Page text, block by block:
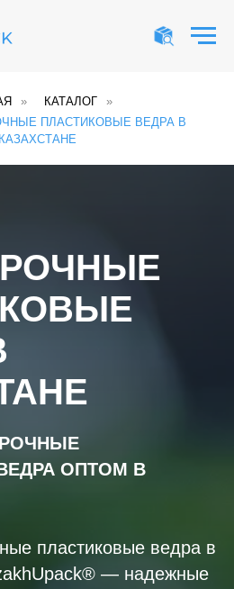
» КАТАЛОГ
»
ПЛАСТИКОВЫЕ ВЕДРА В
КАЗАХСТАНЕ
ОПТОМ В
пластиковые ведра в
— надежные